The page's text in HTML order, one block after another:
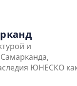
и
ЮНЕСКО